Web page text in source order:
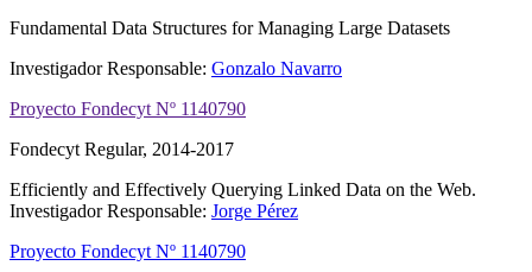
Fundamental Data Structures for Managing Large Datasets
Investigador Responsable: Gonzalo Navarro
Proyecto Fondecyt Nº 1140790
Fondecyt Regular, 2014-2017
Efficiently and Effectively Querying Linked Data on the Web.
Investigador Responsable: Jorge Pérez
Proyecto Fondecyt Nº 1140790